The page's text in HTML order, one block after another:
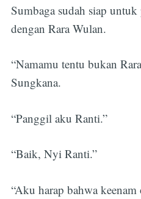
Sumbaga sudah siap
dengan Rara Wulan.
“Namamu tentu bukan
Sungkana.
“Panggil aku Ranti.”
“Baik, Nyi Ranti.”
“Aku harap bahwa